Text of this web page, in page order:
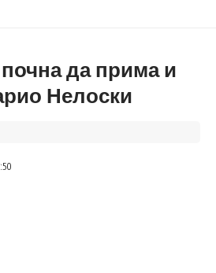
да прима и
Нелоски